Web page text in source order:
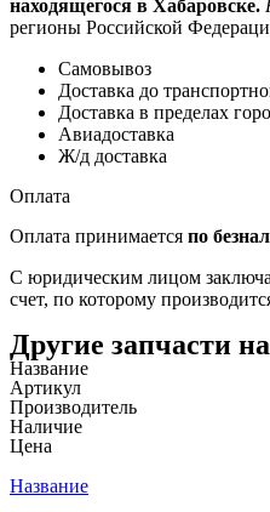
находящегося в Хабаровске.
регионы Российской
Самовывоз
Доставка до
Доставка в пределах
Авиадоставка
Ж/д доставка
Оплата
Оплата принимается по
С юридическим лицом
счет, по которому
Другие запчасти
Название
Артикул
Производитель
Наличие
Цена
Название